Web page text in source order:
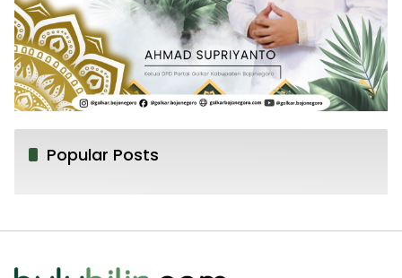
Popular Posts